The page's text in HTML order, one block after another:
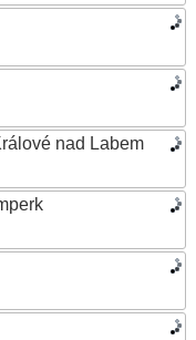
nad Labem